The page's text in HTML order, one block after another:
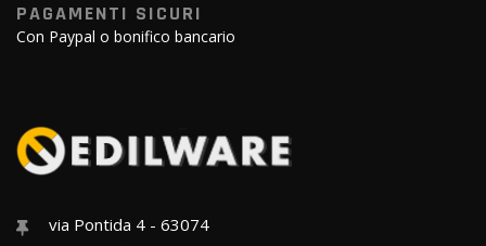
PAGAMENTI SICURI
Con Paypal o bonifico bancario
via Pontida 4 - 63074